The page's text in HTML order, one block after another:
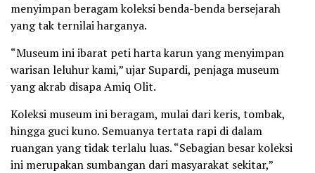
menyimpan beragam koleksi benda-benda bersejarah
yang tak ternilai harganya.
“Museum ini ibarat peti harta karun yang menyimpan
warisan leluhur kami,” ujar Supardi, penjaga museum
yang akrab disapa Amiq Olit.
Koleksi museum ini beragam, mulai dari keris, tombak,
hingga guci kuno. Semuanya tertata rapi di dalam
ruangan yang tidak terlalu luas. “Sebagian besar koleksi
ini merupakan sumbangan dari masyarakat sekitar,”